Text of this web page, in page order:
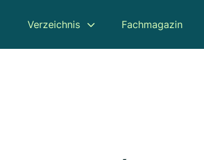
Verzeichnis Fachmagazin